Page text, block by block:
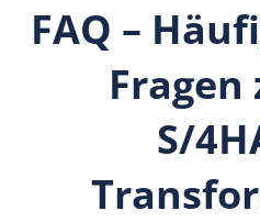
FAQ –
Fragen
S/